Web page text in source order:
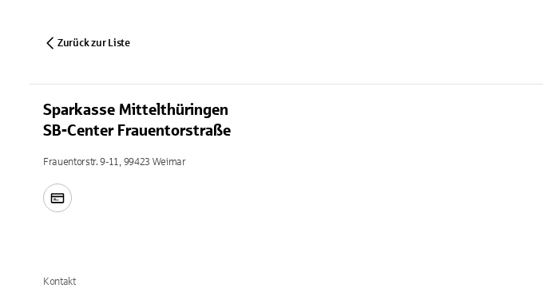
Zurück zur Liste
Sparkasse Mittelthüringen
SB-Center Frauentorstraße
Frauentorstr. 9-11, 99423 Weimar
Kontakt